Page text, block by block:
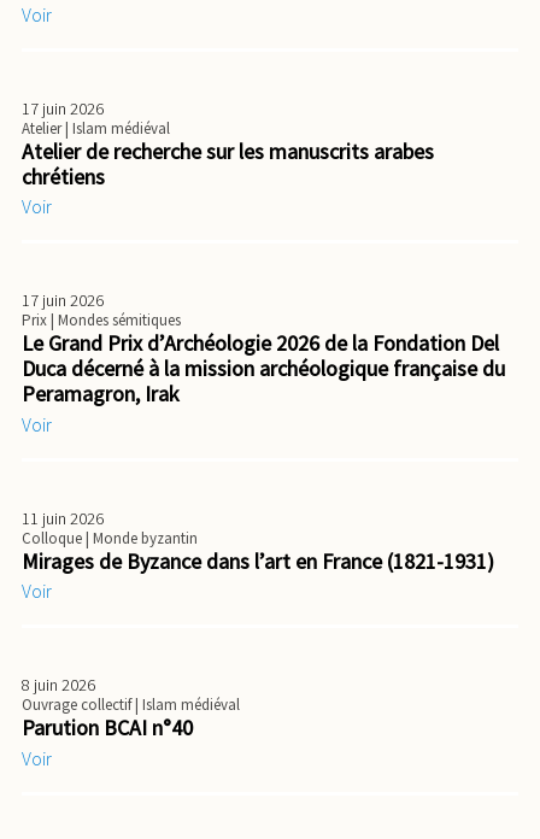
Voir
17 juin 2026
Atelier| Islam médiéval
Atelier de recherche sur les manuscrits arabes
chrétiens
Voir
17 juin 2026
Prix| Mondes sémitiques
Le Grand Prix d’Archéologie 2026 de la Fondation Del
Duca décerné à la mission archéologique française du
Peramagron, Irak
Voir
11 juin 2026
Colloque| Monde byzantin
Mirages de Byzance dans l’art en France (1821-1931)
Voir
8 juin 2026
Ouvrage collectif| Islam médiéval
Parution BCAI n°40
Voir